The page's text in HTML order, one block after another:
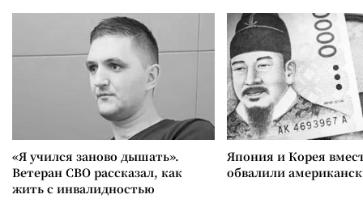
«Я учился заново дышать».
Ветеран СВО рассказал, как
жить с инвалидностью
Япония и Корея
обвалили